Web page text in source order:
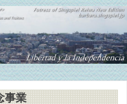
ールの砦ブロ
ト・等々を語るブログサイ
事業